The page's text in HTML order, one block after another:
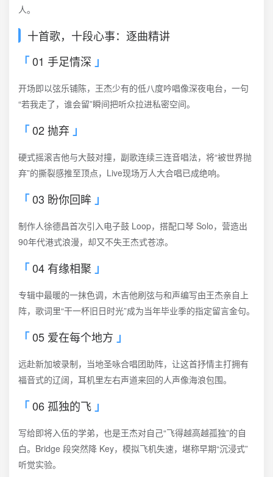
人。
十首歌，十段心事：逐曲精讲
01 手足情深
开场即以弦乐铺陈，王杰少有的低八度吟唱像深夜电台，一句
“若我走了，谁会留”瞬间把听众拉进私密空间。
02 抛弃
硬式摇滚吉他与大鼓对撞，副歌连续三连音唱法，将“被世界抛
弃”的撕裂感推至顶点，Live现场万人大合唱已成绝响。
03 盼你回眸
制作人徐德昌首次引入电子鼓 Loop，搭配口琴 Solo，营造出
90年代港式浪漫，却又不失王杰式苍凉。
04 有缘相聚
专辑中最暖的一抹色调，木吉他刷弦与和声编写由王杰亲自上
阵，歌词里“干一杯旧日时光”成为当年毕业季的指定留言金句。
05 爱在每个地方
远赴新加坡录制，当地圣咏合唱团助阵，让这首抒情主打拥有
福音式的辽阔，耳机里左右声道来回的人声像海浪包围。
06 孤独的飞
写给即将入伍的学弟，也是王杰对自己“飞得越高越孤独”的自
白。Bridge 段突然降 Key，模拟飞机失速，堪称早期“沉浸式”
听觉实验。